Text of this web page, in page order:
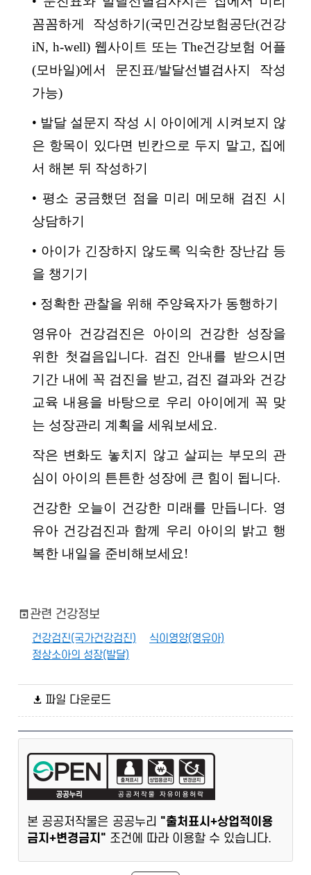
꼼꼼하게 작성하기(국민건강보험공단(건강
iN, h-well) 웹사이트 또는 The건강보험 어플
(모바일)에서 문진표/발달선별검사지 작성
가능)
• 발달 설문지 작성 시 아이에게 시켜보지 않
은 항목이 있다면 빈칸으로 두지 말고, 집에
서 해본 뒤 작성하기
• 평소 궁금했던 점을 미리 메모해 검진 시
상담하기
• 아이가 긴장하지 않도록 익숙한 장난감 등
을 챙기기
• 정확한 관찰을 위해 주양육자가 동행하기
영유아 건강검진은 아이의 건강한 성장을
위한 첫걸음입니다. 검진 안내를 받으시면
기간 내에 꼭 검진을 받고, 검진 결과와 건강
교육 내용을 바탕으로 우리 아이에게 꼭 맞
는 성장관리 계획을 세워보세요.
작은 변화도 놓치지 않고 살피는 부모의 관
심이 아이의 튼튼한 성장에 큰 힘이 됩니다.
건강한 오늘이 건강한 미래를 만듭니다. 영
유아 건강검진과 함께 우리 아이의 밝고 행
복한 내일을 준비해보세요!
관련 건강정보
건강검진(국가건강검진)
식이영양(영유아)
정상소아의 성장(발달)
파일 다운로드
본 공공저작물은 공공누리 "출처표시+상업적이용
금지+변경금지" 조건에 따라 이용할 수 있습니다.